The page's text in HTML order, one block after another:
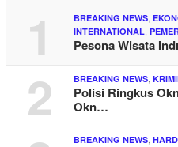
1 BREAKING NEWS,
INTERNATIONAL,
Pesona Wisata
2 BREAKING NEWS,
Polisi Ringkus
Okn…
BREAKING NEWS,